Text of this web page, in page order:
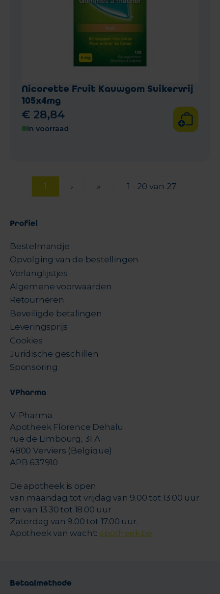
Nicorette Fruit Kauwgom Suikervrij
105x4mg
€ 28,84
In voorraad
1 › » 1 - 20 van 27
Profiel
Bestelmandje
Opvolging van de bestellingen
Verlanglijstjes
Algemene voorwaarden
Retourneren
Beveiligde betalingen
Leveringsprijs
Cookies
Juridische geschillen
Sponsoring
VPharma
V-Pharma
Apotheek Florence Dehalu
rue de Limbourg, 31 A
4800 Verviers (Belgique)
APB 637910
De apotheek is open
van maandag tot vrijdag van 9.00 tot 13.00 uur
en van 13.30 tot 18.00 uur
Zaterdag van 9.00 tot 17.00 uur.
Apotheek van wacht: apotheek.be
Betaalmethode